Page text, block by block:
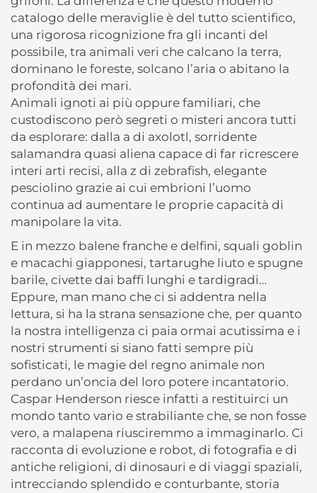
catalogo delle meraviglie è del tutto scientifico,
una rigorosa ricognizione fra gli incanti del
possibile, tra animali veri che calcano la terra,
dominano le foreste, solcano l’aria o abitano la
profondità dei mari.
Animali ignoti ai più oppure familiari, che
custodiscono però segreti o misteri ancora tutti
da esplorare: dalla a di axolotl, sorridente
salamandra quasi aliena capace di far ricrescere
interi arti recisi, alla z di zebrafish, elegante
pesciolino grazie ai cui embrioni l’uomo
continua ad aumentare le proprie capacità di
manipolare la vita.
E in mezzo balene franche e delfini, squali goblin
e macachi giapponesi, tartarughe liuto e spugne
barile, civette dai baffi lunghi e tardigradi…
Eppure, man mano che ci si addentra nella
lettura, si ha la strana sensazione che, per quanto
la nostra intelligenza ci paia ormai acutissima e i
nostri strumenti si siano fatti sempre più
sofisticati, le magie del regno animale non
perdano un’oncia del loro potere incantatorio.
Caspar Henderson riesce infatti a restituirci un
mondo tanto vario e strabiliante che, se non fosse
vero, a malapena riusciremmo a immaginarlo. Ci
racconta di evoluzione e robot, di fotografia e di
antiche religioni, di dinosauri e di viaggi spaziali,
intrecciando splendido e conturbante, storia